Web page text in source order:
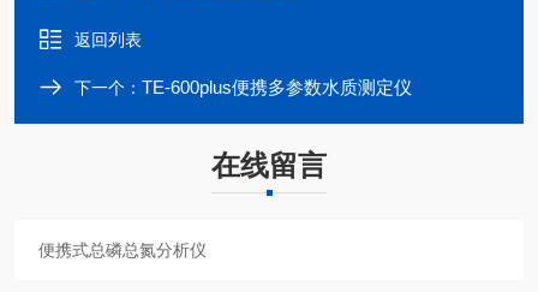
返回列表
下一个： TE-600plus便携多参数水质测定仪
在线留言